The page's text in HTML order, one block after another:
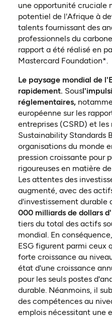
une opportunité cruciale
potentiel de l'Afrique à
talents fournissant des
professionnels du
rapport a été réalisé en
Mastercard Foundation*.
Le paysage mondial de
rapidement. Sous
réglementaires,
européenne sur les
entreprises (CSRD) et
Sustainability Standards
organisations du monde
pression croissante pour
rigoureuses en matière
Les attentes des
augmenté, avec des
d'investissement durable
000 milliards de dollars d'
tiers du total des actifs
mondial. En
ESG figurent parmi ceux
forte croissance au
état d'une croissance
pour les seuls postes
durable. Néanmoins, il
des compétences au
emplois nécessitant une